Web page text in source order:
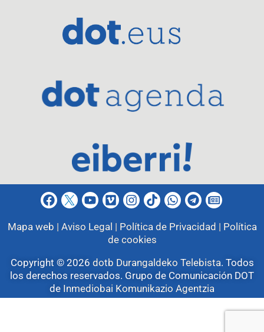
Mapa web | Aviso Legal | Política de Privacidad | Política
de cookies
Copyright © 2026 dotb Durangaldeko Telebista. Todos
los derechos reservados. Grupo de Comunicación DOT
de Inmediobai Komunikazio Agentzia